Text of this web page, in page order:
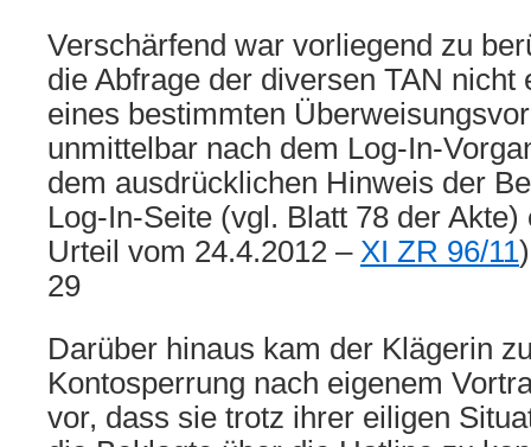
Verschärfend war vorliegend zu
die Abfrage der diversen TAN nicht
eines bestimmten
unmittelbar nach dem Log-In-
dem ausdrücklichen Hinweis der
Log-In-Seite (vgl. Blatt 78 der
Urteil vom 24.4.2012 – XI ZR 96/11
29
Darüber hinaus kam der Klägerin
Kontosperrung nach eigenem
vor, dass sie trotz ihrer eiligen